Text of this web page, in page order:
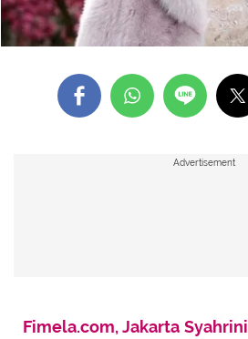
Advertisement
Fimela.com, Jakarta Syahrini